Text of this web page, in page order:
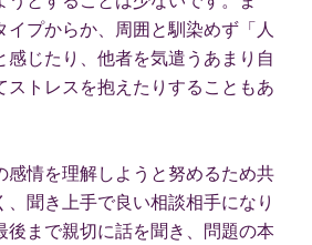
イプからか、周囲と馴染めず「人
感じたり、他者を気遣うあまり自
ストレスを抱えたりすることもあ
感情を理解しようと努めるため共
聞き上手で良い相談相手になり
後まで親切に話を聞き、問題の本